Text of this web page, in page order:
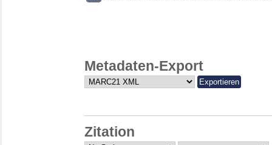
Metadaten-Export
Zitation